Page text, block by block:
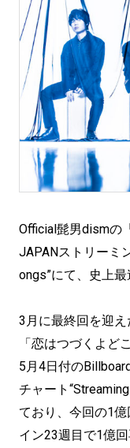
Official髭男dismの
JAPANストリーミ
ongs”にて、史上最
3月に最終回を迎
「恋はつづくよど
5月4日付の
チャート
ており、今回の1
イン23週目で1億